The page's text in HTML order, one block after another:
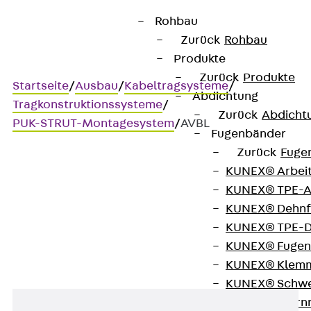
Rohbau
Zurück Rohbau
Produkte
Zurück Produkte
Abdichtung
Zurück
Fugenbänder
Zurück
KUNEX®
KUNEX®
KUNEX®
KUNEX®
KUNEX®
KUNEX®
KUNEX®
KUNEX®
Startseite/Ausbau/Kabeltragsysteme/
Tragkonstruktionssysteme/
PUK-STRUT-Montagesystem/AVBL
Schienenauflagebügel